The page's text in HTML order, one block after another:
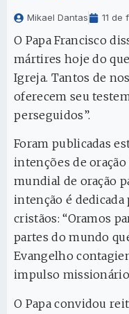
Mikael Dantas 11 de
O Papa Francisco
mártires hoje do
Igreja. Tantos de
oferecem seu
perseguidos”.
Foram publicadas
intenções de oração
mundial de oração
intenção é
cristãos: “Oramos
partes do mundo
Evangelho
impulso
O Papa convidou